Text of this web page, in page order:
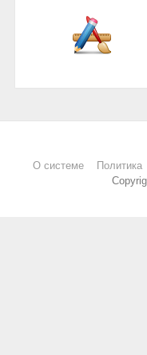
О системе Политика